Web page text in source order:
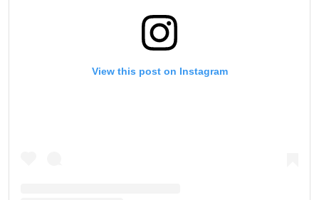
View this post on Instagram